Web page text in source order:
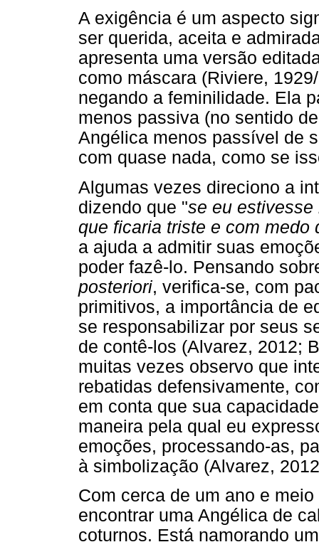
A exigência é um aspecto
ser querida, aceita e
apresenta uma versão
como máscara (Riviere,
negando a feminilidade. Ela
menos passiva (no sentido
Angélica menos passível de
com quase nada, como se
Algumas vezes direciono a
dizendo que "se eu estivesse
que ficaria triste e com medo
a ajuda a admitir suas
poder fazê-lo. Pensando
posteriori, verifica-se, com
primitivos, a importância de
se responsabilizar por seus
de contê-los (Alvarez, 2012;
muitas vezes observo que
rebatidas defensivamente,
em conta que sua
maneira pela qual eu
emoções, processando-as,
à simbolização (Alvarez,
Com cerca de um ano e
encontrar uma Angélica de
coturnos. Está namorando